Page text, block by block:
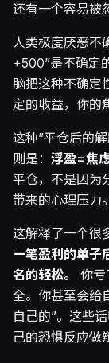
还有一个容易被
人类极度厌恶不
+500”是不确定
脑把这种不确定
定的收益，你的
这种”平仓后的
则是： 浮盈=焦
平仓，不是因为
带来的心理压力。
这解释了一个很
一笔盈利的单子
名的轻松。
你亏
全。你甚至会给
自己的”。这些
己的恐惧反应做